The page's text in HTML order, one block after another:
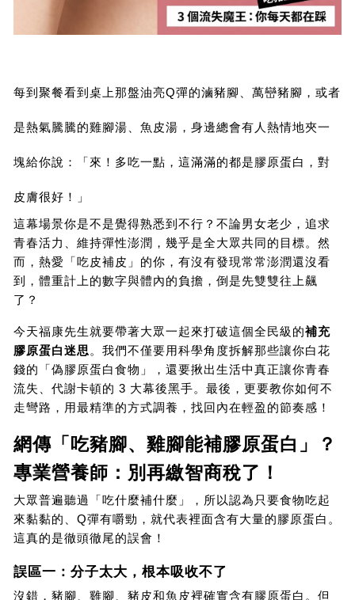
每到聚餐看到桌上那盤油亮Q彈的滷豬腳、萬巒豬腳，或者
是熱氣騰騰的雞腳湯、魚皮湯，身邊總會有人熱情地夾一
塊給你說：「來！多吃一點，這滿滿的都是膠原蛋白，對
皮膚很好！」
這幕場景你是不是覺得熟悉到不行？不論男女老少，追求
青春活力、維持彈性澎潤，幾乎是全大眾共同的目標。然
而，熱愛「吃皮補皮」的你，有沒有發現常常澎潤還沒看
到，體重計上的數字與體內的負擔，倒是先雙雙往上飆
了？
今天福康先生就要帶著大眾一起來打破這個全民級的補充
膠原蛋白迷思 。我們不僅要用科學角度拆解那些讓你白花
錢的「偽膠原蛋白食物」，還要揪出生活中真正讓你青春
流失、代謝卡頓的 3 大幕後黑手。最後，更要教你如何不
走彎路，用最精準的方式調養，找回內在輕盈的節奏感！
網傳「吃豬腳、雞腳能補膠原蛋白」？
專業營養師：別再繳智商稅了！
大眾普遍聽過「吃什麼補什麼」，所以認為只要食物吃起
來黏黏的、Q彈有嚼勁，就代表裡面含有大量的膠原蛋白。
這真的是徹頭徹尾的誤會！
誤區一：分子太大，根本吸收不了
沒錯，豬腳、雞腳、豬皮和魚皮裡確實含有膠原蛋白。但